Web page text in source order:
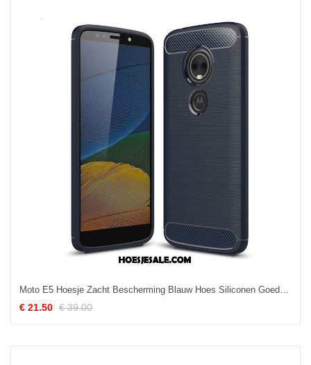
Moto E5 Hoesje Zacht Bescherming Blauw Hoes Siliconen Goedkoop
€ 21.50 € 39.00